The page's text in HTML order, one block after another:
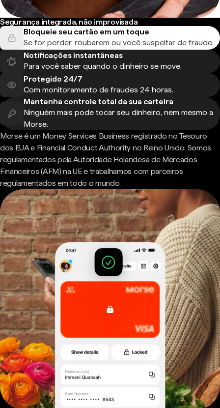
Segurança integrada, não improvisada
Bloqueie seu cartão em um toque
Se for perder, roubarem ou você suspeitar de fraude.
Notificações instantâneas
Para você saber quando o dinheiro se move.
Protegido 24/7
Com monitoramento de fraudes 24 horas.
Mantenha controle total da sua carteira
Ninguém mais pode tocar seu dinheiro, nem mesmo a
Morse.
Morse é um Money Services Business registrado no Tesouro
dos EUA e Financial Conduct Authority no Reino Unido. Somos
regulamentados pela Autoridade Holandesa de Mercados
Financeiros (AFM) na UE e trabalhamos com parceiros
regulamentados em todo o mundo.